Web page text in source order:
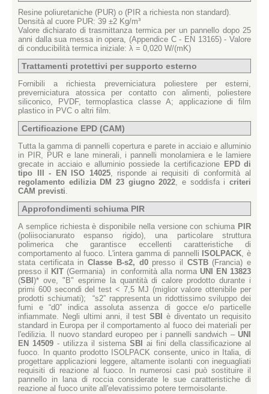
Resine poliuretaniche (PUR) o (PIR a richiesta non standard).
Densità al cuore PUR: 39 ±2 Kg/m³
Valore dichiarato di trasmittanza termica per un pannello dopo 25
anni dalla sua messa in opera, (Appendice C - EN 13165) - Valore
di conducibilità termica iniziale: λ = 0,020 W/(mK)
Trattamenti protettivi per supporto esterno
Fornibili a richiesta preverniciatura poliestere per esterni,
preverniciatura atossica per contatto con alimenti, poliestere
siliconico, PVDF, termoplastica classe A; applicazione di film
plastico in PVC o altri film.
Certificazione EPD (CAM)
Tutta la gamma di pannelli copertura e parete in acciaio e alluminio
in PIR, PUR e lane minerali, i pannelli monolamiera e le lamiere
grecate in acciaio e alluminio possiede la certificazione EPD di
tipo III - EN ISO 14025, risponde ai requisiti di conformità al
regolamento edilizia DM 23 giugno 2022 , e soddisfa icriteri
CAM previsti
Approfondimenti schiuma PIR
A semplice richiesta è disponibile nella versione con schiuma PIR
(poliisocianurato espanso rigido), una particolare struttura
polimerica che garantisce eccellenti caratteristiche di
comportamento al fuoco. L'intera gamma di pannelli ISOLPACK , è
stata certificata inClasse B-s2, d0presso il CSTB(Francia) e
presso il
KIT (Germania) in conformità alla norma UNI EN 13823
(SBI )* ove, "B" esprime la quantità di calore prodotto durante i
primi 600 secondi del test < 7,5 MJ (miglior valore ottenibile per
prodotti schiumati); “s2” rappresenta un ridottissimo sviluppo dei
fumi e “d0” indica assoluta assenza di gocce e/o particelle
infiammate. Negli ultimi anni, il testSBI
è diventato un requisito
standard in Europa per il comportamento al fuoco dei materiali per
l'edilizia. Il nuovo standard europeo per i pannelli sandwich – UNI
EN 14509 - utilizza il sistema SBI
ai fini della classificazione al
fuoco. In quanto prodotto ISOLPACK consente, unico in Italia, di
progettare applicazioni leggere, altamente isolanti con ineguagliati
requisiti di reazione al fuoco. In numerosi casi può sostituire il
pannello in lana di roccia considerate le sue caratteristiche di
reazione al fuoco unite all'elevatissimo potere termoisolante.